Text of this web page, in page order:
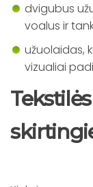
dvigubus
voalus ir
užuolaidas,
vizualiai